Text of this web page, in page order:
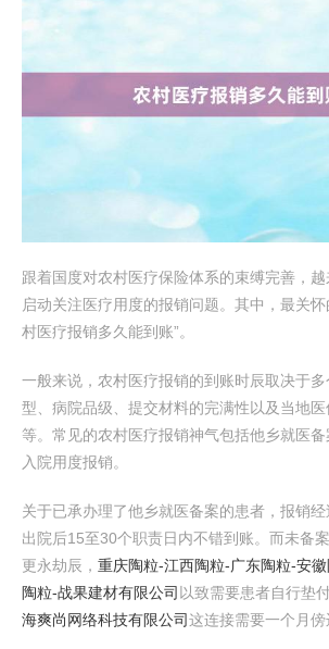
跟着国度对农村医疗保险体系的束缚完善，
启动关注医疗用度的报销问题。其中，最关
村医疗报销多久能到账”。
一般来说，农村医疗报销的到账时辰取决于
型、病院品级、提交材料的完满性以及当地
等。常见的农村医疗报销神气包括他乡就医
入院用度报销。
关于已承办理了他乡就医备案的患者，报销
出院后15至30个职责日内不错到账。而未备
更永劫辰， 重庆陶粒-江西陶粒-广东陶粒-安
陶粒-战果建材有限公司 以致需要患者自行垫
海爽尚网络科技有限公司这连接需要一个月傍